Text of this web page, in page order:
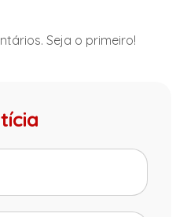
Seja o primeiro!